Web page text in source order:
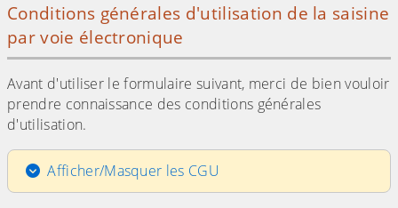
Conditions générales d'utilisation de la saisine
par voie électronique
Avant d'utiliser le formulaire suivant, merci de bien vouloir
prendre connaissance des conditions générales
d'utilisation.
Afficher/Masquer les CGU